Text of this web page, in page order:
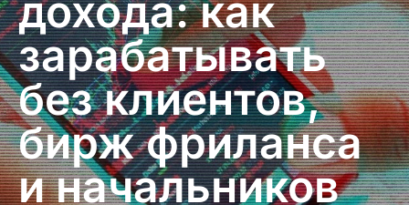
дохода: как
зарабатывать
без клиентов,
бирж фриланса
и начальников